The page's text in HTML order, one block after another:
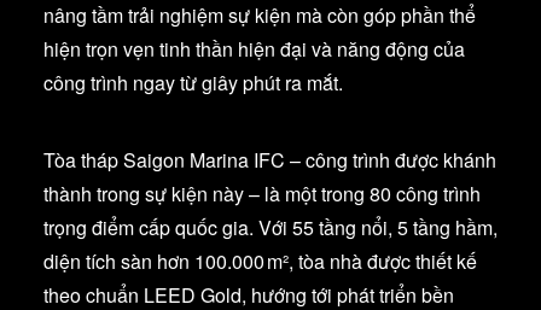
nâng tầm trải nghiệm sự kiện mà còn góp phần thể
hiện trọn vẹn tinh thần hiện đại và năng động của
công trình ngay từ giây phút ra mắt.
Tòa tháp Saigon Marina IFC – công trình được khánh
thành trong sự kiện này – là một trong 80 công trình
trọng điểm cấp quốc gia. Với 55 tầng nổi, 5 tầng hầm,
diện tích sàn hơn 100.000 m², tòa nhà được thiết kế
theo chuẩn LEED Gold, hướng tới phát triển bền